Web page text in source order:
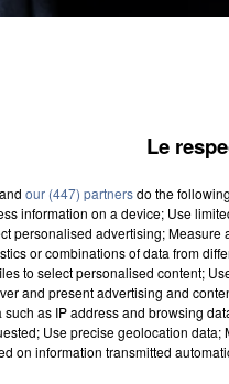
véhicule cette nuit
Le
our (447) partnersdo the
information on a device; Use
personalised advertising; Measure
or combinations of data from
to select personalised content;
and present advertising and
such as IP address and browsing
Use precise geolocation data;
on information transmitted